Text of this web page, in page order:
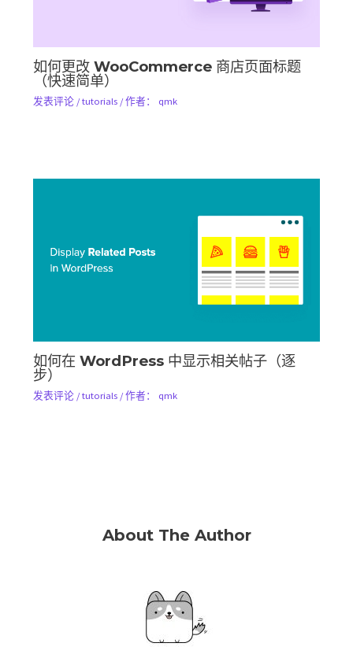
如何更改 WooCommerce 商店页面标题
（快速简单）
发表评论 /tutorials/ 作者： qmk
如何在 WordPress 中显示相关帖子（逐
步）
发表评论 /tutorials/ 作者： qmk
About The Author